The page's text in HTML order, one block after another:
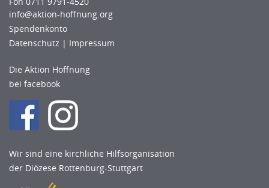
info@aktion-hoﬀnung.org
Spendenkonto
Datenschutz | Impressum
Die Aktion Hoffnung
bei facebook
Wir sind eine kirchliche Hilfsorganisation
der Diözese Rottenburg-Stuttgart